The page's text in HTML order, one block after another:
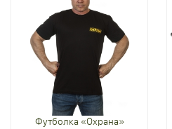
Футболка «Охрана»